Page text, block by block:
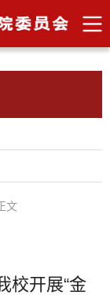
文
校开展“金